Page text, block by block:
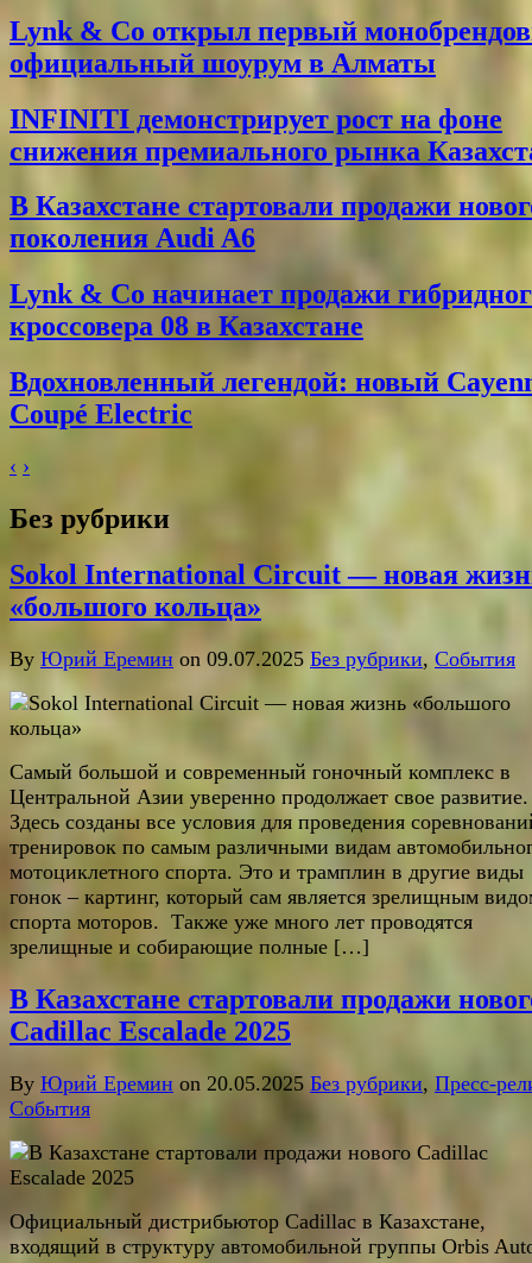
Lynk & Co открыл первый
официальный шоурум в Алматы
INFINITI демонстрирует рост на фоне
снижения премиального рынка
В Казахстане стартовали продажи
поколения Audi A6
Lynk & Co начинает продажи
кроссовера 08 в Казахстане
Вдохновленный легендой: новый
Coupé Electric
‹ ›
Без рубрики
Sokol International Circuit — новая
«большого кольца»
By Юрий Еремин on 09.07.2025 Без рубрики, События
Самый большой и современный гоночный комплекс в
Центральной Азии уверенно продолжает свое развитие.
Здесь созданы все условия для проведения
тренировок по самым различными видам
мотоциклетного спорта. Это и трамплин в другие виды
гонок – картинг, который сам является зрелищным
спорта моторов. Также уже много лет проводятся
зрелищные и собирающие полные […]
В Казахстане стартовали продажи
Cadillac Escalade 2025
By Юрий Еремин on 20.05.2025 Без рубрики, Пресс-
События
Официальный дистрибьютор Cadillac в Казахстане,
входящий в структуру автомобильной группы Orbis